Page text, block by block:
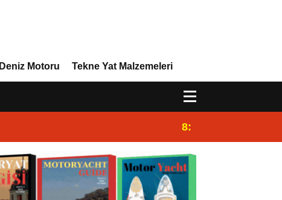
Deniz Motoru Tekne Yat Malzemeleri
8:29